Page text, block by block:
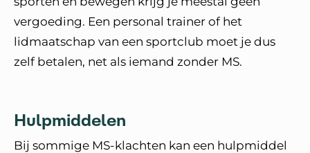
vergoeding. Een personal trainer of het
lidmaatschap van een sportclub moet je dus
zelf betalen, net als iemand zonder MS.
Hulpmiddelen
Bij sommige MS-klachten kan een hulpmiddel